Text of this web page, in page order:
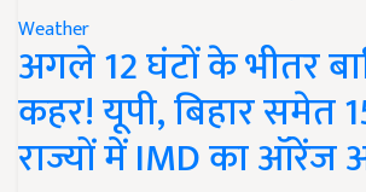
Weather
अगले 12 घंटों के भीतर
कहर! यूपी, बिहार समेत
राज्यों में IMD का ऑरेंज